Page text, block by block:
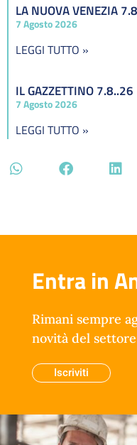
LA NUOVA VENEZIA
7 Agosto 2026
LEGGI TUTTO »
IL GAZZETTINO 7.8..26
7 Agosto 2026
LEGGI TUTTO »
Entra in
Rimani sempre
novità del
Iscriviti